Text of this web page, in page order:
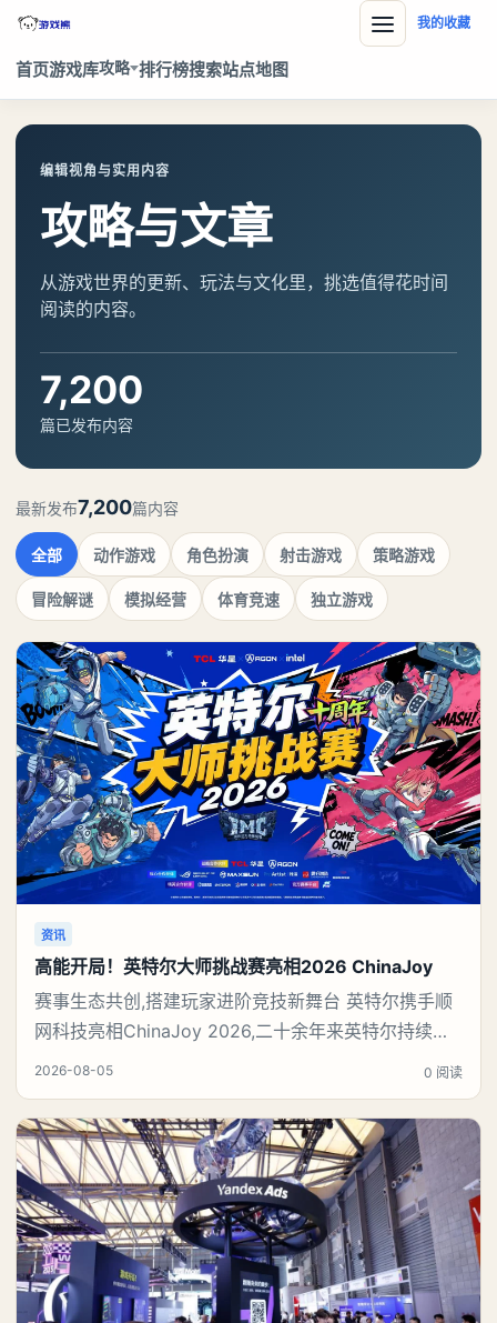
首页游戏库攻略 排行榜搜索站点地图
我的收藏
编辑视角与实用内容
攻略与文章
从游戏世界的更新、玩法与文化里，挑选值得花时间
阅读的内容。
7,200
篇已发布内容
最新发布7,200篇内容
全部 动作游戏 角色扮演 射击游戏 策略游戏
冒险解谜 模拟经营 体育竞速 独立游戏
资讯
高能开局！英特尔大师挑战赛亮相2026 ChinaJoy
赛事生态共创,搭建玩家进阶竞技新舞台 英特尔携手顺
网科技亮相ChinaJoy 2026,二十余年来英特尔持续参
与并支持电竞产业发展,通过技术平台、赛事合作与生
平台。本届ChinaJoy恰逢英特尔大师挑战赛十周年,英
特尔与爱攻、达尔优、竞悦、铭瑄、变体精灵、傲希、
雅浚、玩家国度、星超
2026-08-05 0 阅读